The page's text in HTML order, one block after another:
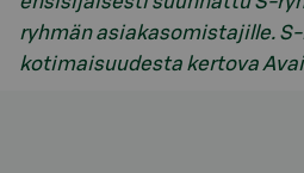
ryhmän asiakasomistajille.
kotimaisuudesta kertova